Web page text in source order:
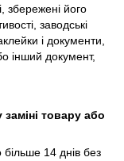
збережені його
заводські
і документи,
інший документ,
товару або
14 днів без